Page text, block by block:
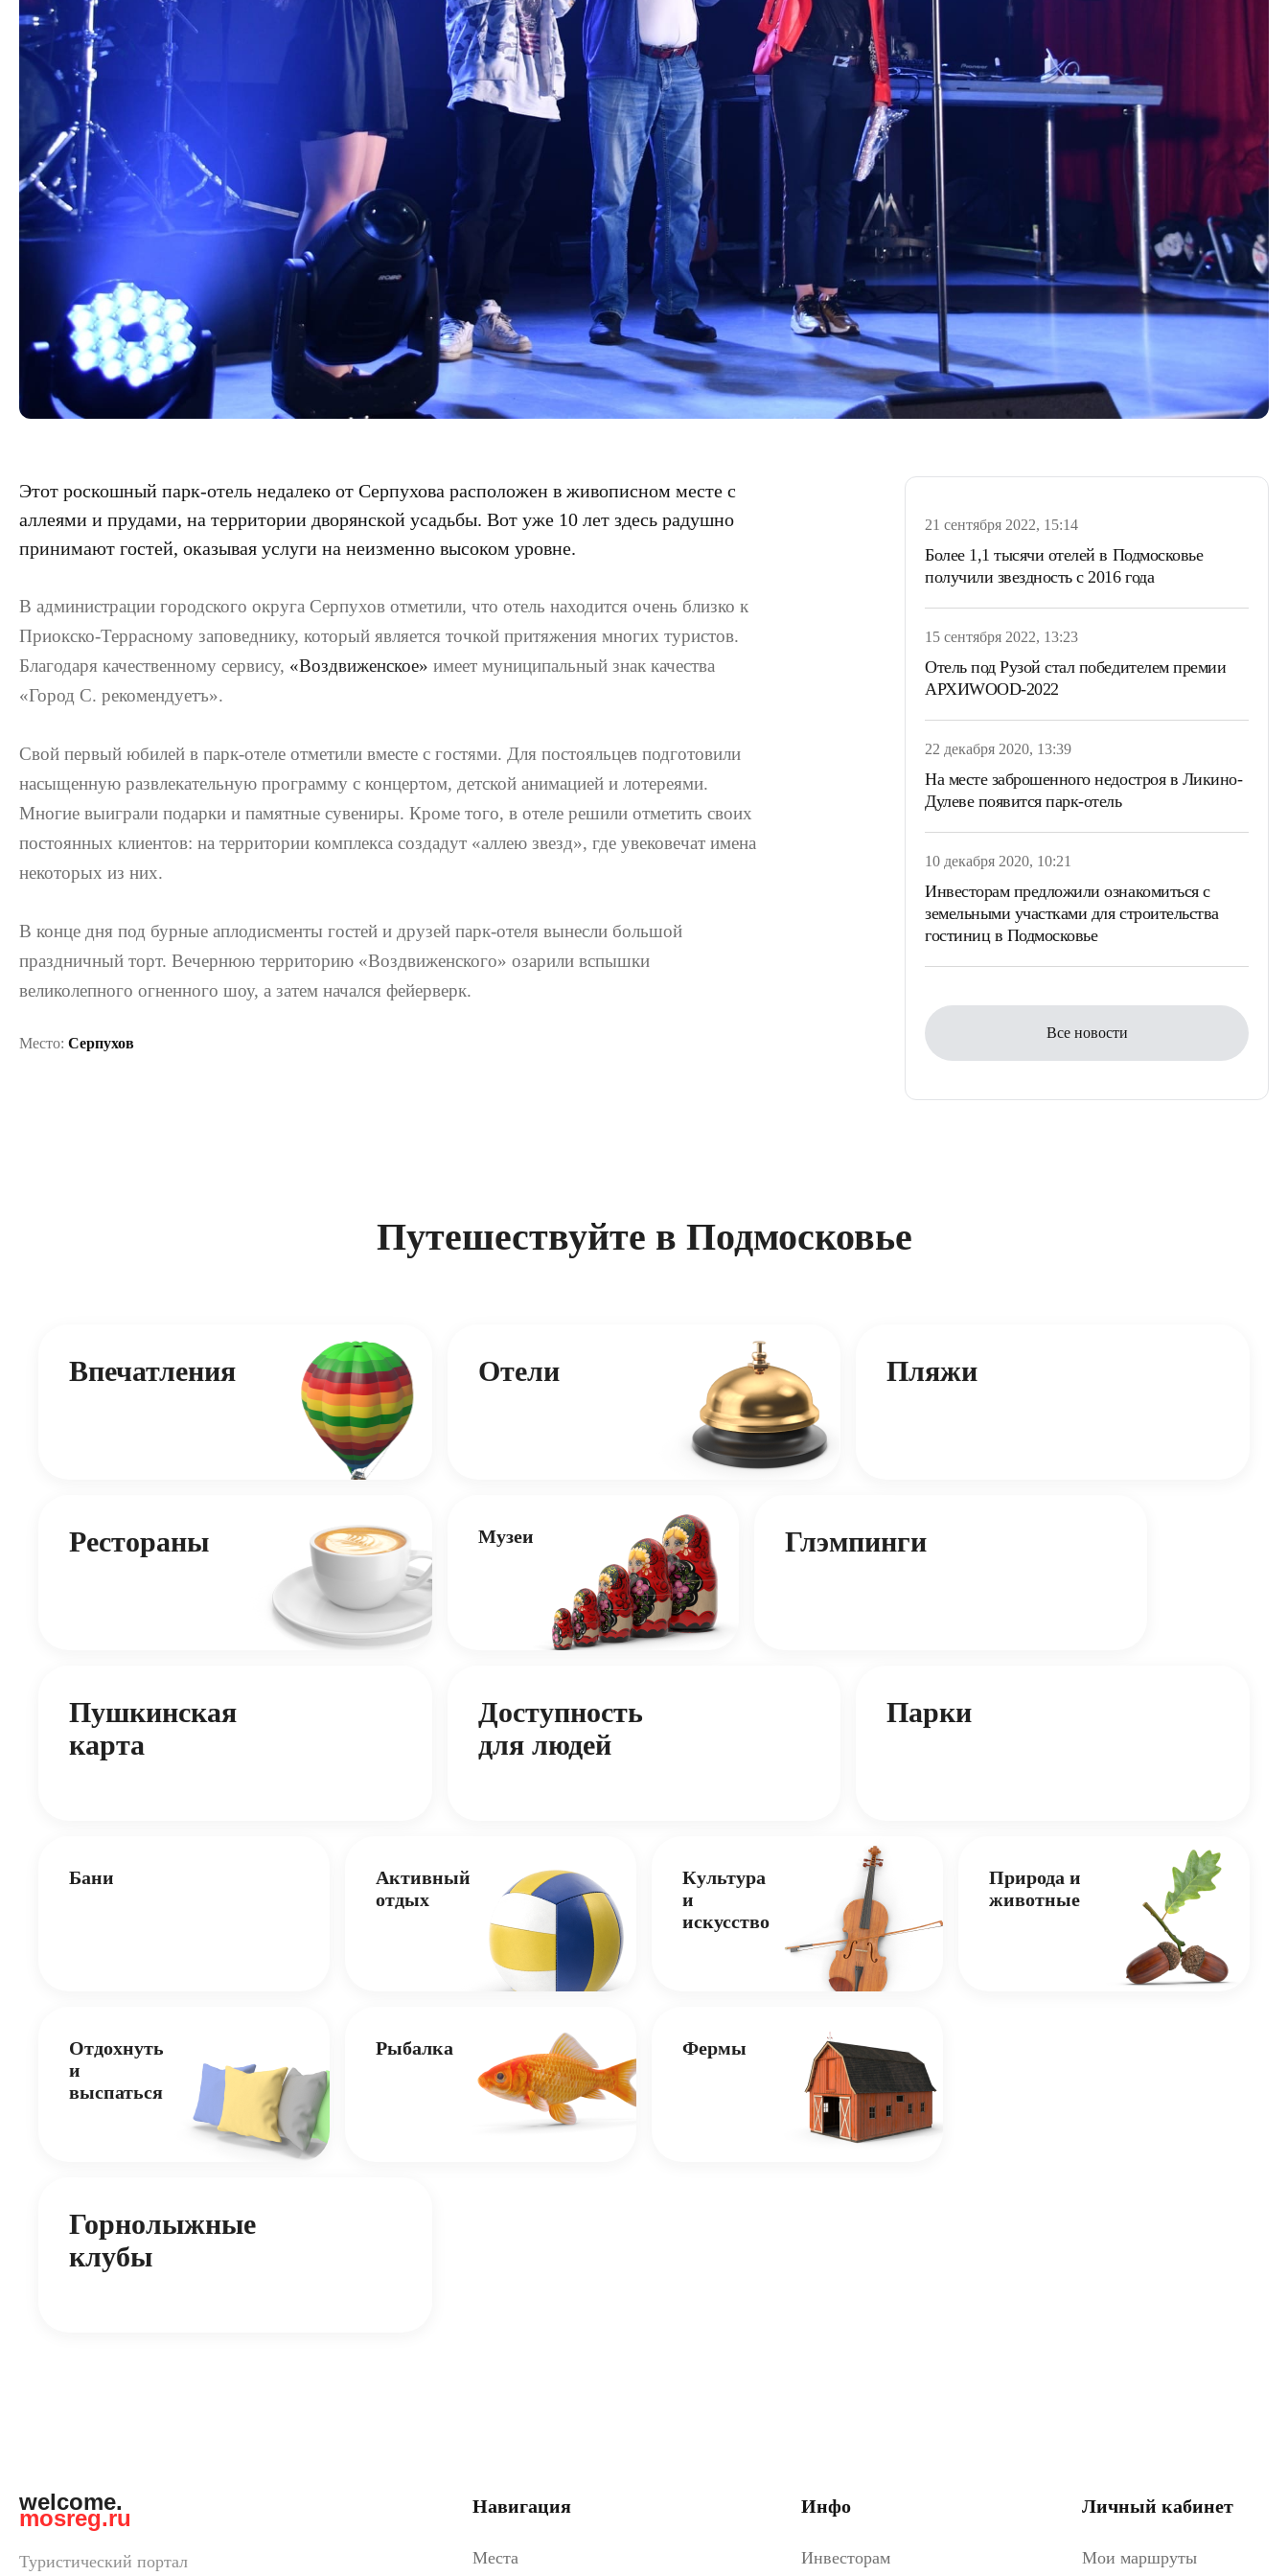
21 сентября 2022, 15:14
Более 1,1 тысячи отелей в Подмосковье
получили звездность с 2016 года
15 сентября 2022, 13:23
Отель под Рузой стал победителем премии
АРХИWOOD-2022
22 декабря 2020, 13:39
На месте заброшенного недостроя в Ликино-
Дулеве появится парк-отель
10 декабря 2020, 10:21
Инвесторам предложили ознакомиться с
земельными участками для строительства
гостиниц в Подмосковье
Все новости
Этот роскошный парк-отель недалеко от Серпухова расположен в живописном месте с
аллеями и прудами, на территории дворянской усадьбы. Вот уже 10 лет здесь радушно
принимают гостей, оказывая услуги на неизменно высоком уровне.
В администрации городского округа Серпухов отметили, что отель находится очень близко к
Приокско-Террасному заповеднику, который является точкой притяжения многих туристов.
Благодаря качественному сервису, «Воздвиженское» имеет муниципальный знак качества
«Город С. рекомендуетъ».
Свой первый юбилей в парк-отеле отметили вместе с гостями. Для постояльцев подготовили
насыщенную развлекательную программу с концертом, детской анимацией и лотереями.
Многие выиграли подарки и памятные сувениры. Кроме того, в отеле решили отметить своих
постоянных клиентов: на территории комплекса создадут «аллею звезд», где увековечат имена
некоторых из них.
В конце дня под бурные аплодисменты гостей и друзей парк-отеля вынесли большой
праздничный торт. Вечернюю территорию «Воздвиженского» озарили вспышки
великолепного огненного шоу, а затем начался фейерверк.
Место: Серпухов
Путешествуйте в Подмосковье
Впечатления Отели Пляжи
Рестораны Музеи Глэмпинги
Пушкинская
карта
Доступность
для людей
Парки
Бани
Активный
отдых
Культура
и
искусство
Природа и
животные
Отдохнуть
и
выспаться
Рыбалка Фермы
Горнолыжные
клубы
welcome.
mosreg.ru
Туристический портал
Навигация
Места
Инфо
Инвесторам
Личный кабинет
Мои маршруты